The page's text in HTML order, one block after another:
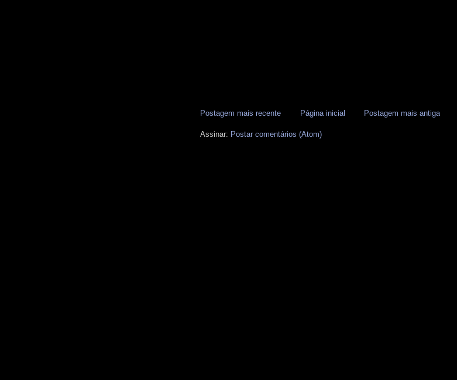
Postagem mais recente Postagem mais antiga
Página inicial
Assinar: Postar comentários (Atom)